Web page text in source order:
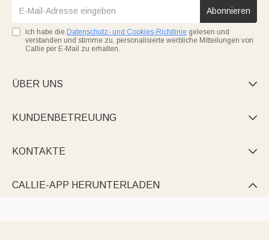
Abonnieren
Ich habe die Datenschutz- und Cookies-Richtlinie gelesen und
verstanden und stimme zu, personalisierte werbliche Mitteilungen von
Callie per E-Mail zu erhalten.
ÜBER UNS 
KUNDENBETREUUNG 
KONTAKTE 
CALLIE-APP HERUNTERLADEN 